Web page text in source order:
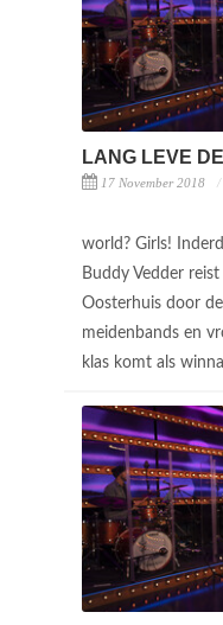
LANG LEVE
17 November 2018
world? Girls!
Buddy Vedder
Oosterhuis door
meidenbands en
klas komt als